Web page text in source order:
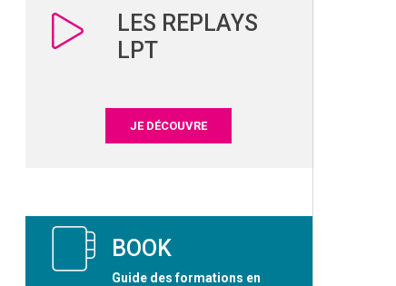
LES REPLAYS
LPT
JE DÉCOUVRE
BOOK
Guide des formations en